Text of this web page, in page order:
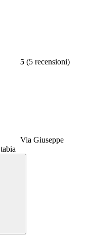
5 (5 recensioni)
Via Giuseppe